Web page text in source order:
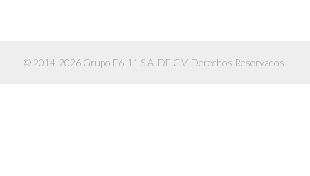
© 2014-2026 Grupo F6-11 S.A. DE C.V. Derechos Reservados.